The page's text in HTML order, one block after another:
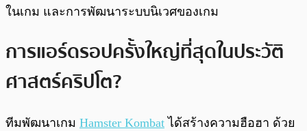
ในเกม และการพัฒนาระบบนิเวศของเกม
การแอร์ดรอปครั้งใหญ่ที่สุดในประวัติ
ศาสตร์คริปโต?
ทีมพัฒนาเกม Hamster Kombat ได้สร้างความฮือฮา ด้วย